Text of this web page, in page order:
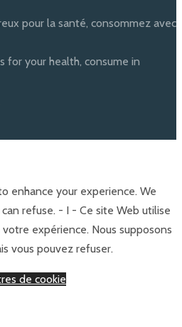
pour la santé, consommez avec
for your health, consume in
enhance your experience. We
refuse. - I - Ce site Web utilise
expérience. Nous supposons
vous pouvez refuser.
de cookie